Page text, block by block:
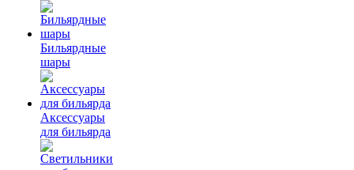
Бильярдные
шары
Аксессуары
для бильярда